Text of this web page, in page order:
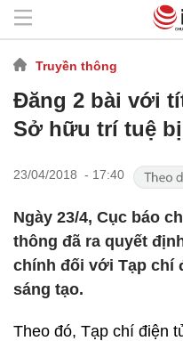
Truyền thông
Đăng 2 bài với
Sở hữu trí tuệ
23/04/2018 - 17:40
Ngày 23/4, Cục báo
thông đã ra quyết
chính đối với Tạp chí
sáng tạo.
Theo đó, Tạp chí điện